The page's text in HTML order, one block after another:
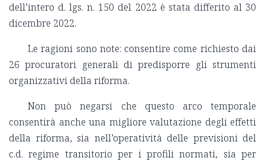
dell’intero d. lgs. n. 150 del 2022 è stata differito al 30
dicembre 2022.
Le ragioni sono note: consentire come richiesto dai
26 procuratori generali di predisporre gli strumenti
organizzativi della riforma.
Non può negarsi che questo arco temporale
consentirà anche una migliore valutazione degli effetti
della riforma, sia nell’operatività delle previsioni del
c.d. regime transitorio per i profili normati, sia per